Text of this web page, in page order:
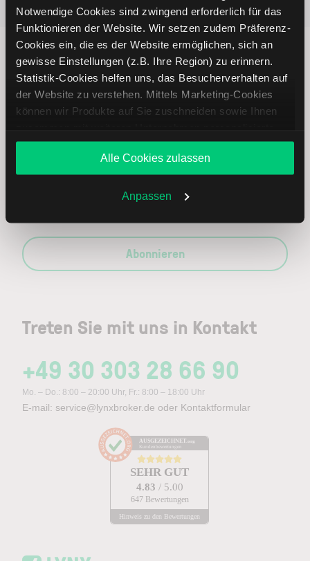
Notwendige Cookies sind zwingend erforderlich für das
Funktionieren der Website. Wir setzen zudem Präferenz-
Cookies ein, die es der Website ermöglichen, sich an
gewisse Einstellungen (z.B. Ihre Region) zu erinnern.
Statistik-Cookies helfen uns, das Besucherverhalten auf
der Website zu verstehen. Mittels Marketing-Cookies
können wir Produkte auf Sie zuschneiden sowie Ihnen
Angebote unterbreiten. Sie entscheiden, welche Cookies
Sie zulassen oder ablehnen. Ihre Entscheidung können
Sie jederzeit in denCookie-Einstellungenändern.
Weitere Infos auch in unsererDatenschutzerklärung
Alle Cookies zulassen
Anpassen
Beliebt ETR:PLUN Aktien im
Treten Sie mit uns in Kontakt
+49 30 303 28 66 90
Mo. – Do.: 8:00 – 20:00 Uhr, Fr.: 8:00 – 18:00 Uhr
E-mail: service@lynxbroker.de oder Kontaktformular
AUSGEZEICHNET .org
Kundenbewertungen
SEHR GUT
4.83 / 5.00
647 Bewertungen
Hinweis zu den Bewertungen
Immer up to date – mit unseren
Ihre E-Mail-Adresse (erforderlich)
Abonnieren